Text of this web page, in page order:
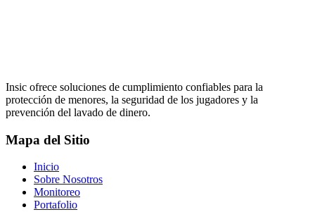
Insic ofrece soluciones de cumplimiento confiables para la
protección de menores, la seguridad de los jugadores y la
prevención del lavado de dinero.
Mapa del Sitio
Inicio
Sobre Nosotros
Monitoreo
Portafolio